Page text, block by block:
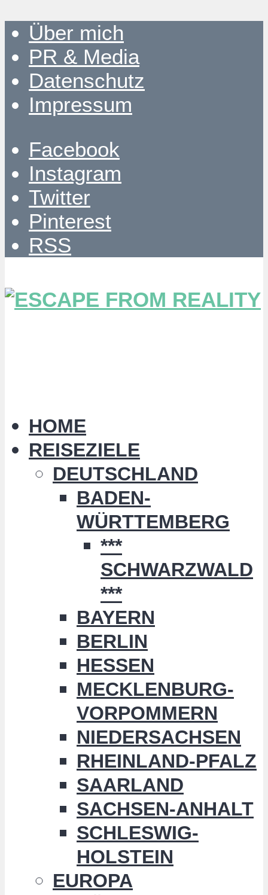
Über mich
PR & Media
Datenschutz
Impressum
Facebook
Instagram
Twitter
Pinterest
RSS
HOME
REISEZIELE
DEUTSCHLAND
BADEN-
WÜRTTEMBERG
***
SCHWARZWALD
***
BAYERN
BERLIN
HESSEN
MECKLENBURG-
VORPOMMERN
NIEDERSACHSEN
RHEINLAND-PFALZ
SAARLAND
SACHSEN-ANHALT
SCHLESWIG-
HOLSTEIN
EUROPA